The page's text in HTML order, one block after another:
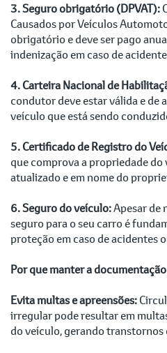
3. Seguro obrigatório (DPVAT):
Causados por Veículos
obrigatório e deve ser pago
indenização em caso de
4. Carteira Nacional de
condutor deve estar válida e de
veículo que está sendo
5. Certificado de Registro do
que comprova a propriedade do
atualizado e em nome do
6. Seguro do veículo:Apesar de
seguro para o seu carro é
proteção em caso de acidentes
Por que manter a
Evita multas e apreensões:
irregular pode resultar em
do veículo, gerando transtornos